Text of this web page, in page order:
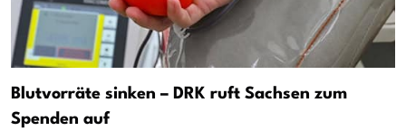
Blutvorräte sinken – DRK ruft Sachsen zum
Spenden auf